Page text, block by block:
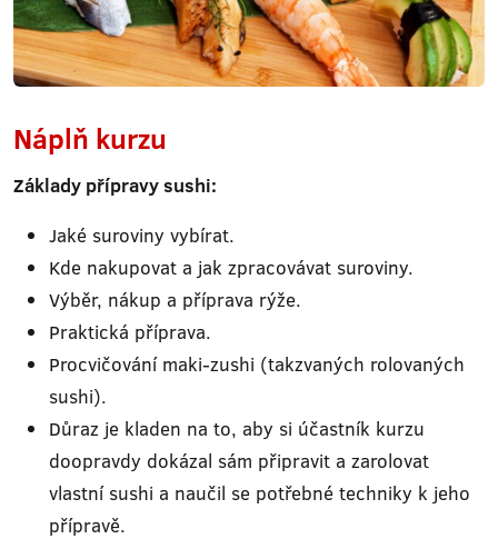
Náplň kurzu
Základy přípravy sushi:
Jaké suroviny vybírat.
Kde nakupovat a jak zpracovávat suroviny.
Výběr, nákup a příprava rýže.
Praktická příprava.
Procvičování maki-zushi (takzvaných rolovaných
sushi).
Důraz je kladen na to, aby si účastník kurzu
doopravdy dokázal sám připravit a zarolovat
vlastní sushi a naučil se potřebné techniky k jeho
přípravě.